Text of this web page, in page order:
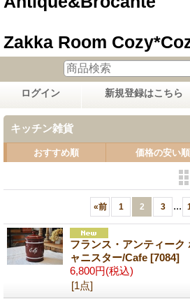
Zakka Room
ログイン 新規登録はこちら
キッチン雑貨
おすすめ順 価格の安い順
«前 1 2 3 ...
フランス・アンティーク
ャニスター/Cafe [7084]
6,800円(税込)
[1点]